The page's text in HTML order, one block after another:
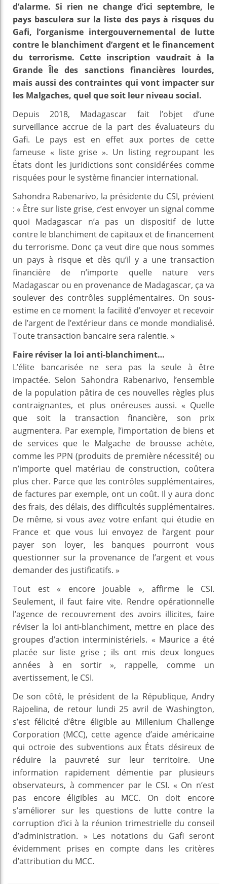
d’alarme. Si rien ne change d’ici septembre, le
pays basculera sur la liste des pays à risques du
Gafi, l’organisme intergouvernemental de lutte
contre le blanchiment d’argent et le financement
du terrorisme. Cette inscription vaudrait à la
Grande Île des sanctions financières lourdes,
mais aussi des contraintes qui vont impacter sur
les Malgaches, quel que soit leur niveau social.
Depuis 2018, Madagascar fait l’objet d’une
surveillance accrue de la part des évaluateurs du
Gafi. Le pays est en effet aux portes de cette
fameuse « liste grise ». Un listing regroupant les
États dont les juridictions sont considérées comme
risquées pour le système financier international.
Sahondra Rabenarivo, la présidente du CSI, prévient
: « Être sur liste grise, c’est envoyer un signal comme
quoi Madagascar n’a pas un dispositif de lutte
contre le blanchiment de capitaux et de financement
du terrorisme. Donc ça veut dire que nous sommes
un pays à risque et dès qu’il y a une transaction
financière de n’importe quelle nature vers
Madagascar ou en provenance de Madagascar, ça va
soulever des contrôles supplémentaires. On sous-
estime en ce moment la facilité d’envoyer et recevoir
de l’argent de l’extérieur dans ce monde mondialisé.
Toute transaction bancaire sera ralentie. »
Faire réviser la loi anti-blanchiment…
L’élite bancarisée ne sera pas la seule à être
impactée. Selon Sahondra Rabenarivo, l’ensemble
de la population pâtira de ces nouvelles règles plus
contraignantes, et plus onéreuses aussi. « Quelle
que soit la transaction financière, son prix
augmentera. Par exemple, l’importation de biens et
de services que le Malgache de brousse achète,
comme les PPN (produits de première nécessité) ou
n’importe quel matériau de construction, coûtera
plus cher. Parce que les contrôles supplémentaires,
de factures par exemple, ont un coût. Il y aura donc
des frais, des délais, des difficultés supplémentaires.
De même, si vous avez votre enfant qui étudie en
France et que vous lui envoyez de l’argent pour
payer son loyer, les banques pourront vous
questionner sur la provenance de l’argent et vous
demander des justificatifs. »
Tout est « encore jouable », affirme le CSI.
Seulement, il faut faire vite. Rendre opérationnelle
l’agence de recouvrement des avoirs illicites, faire
réviser la loi anti-blanchiment, mettre en place des
groupes d’action interministériels. « Maurice a été
placée sur liste grise ; ils ont mis deux longues
années à en sortir », rappelle, comme un
avertissement, le CSI.
De son côté, le président de la République, Andry
Rajoelina, de retour lundi 25 avril de Washington,
s’est félicité d’être éligible au Millenium Challenge
Corporation (MCC), cette agence d’aide américaine
qui octroie des subventions aux États désireux de
réduire la pauvreté sur leur territoire. Une
information rapidement démentie par plusieurs
observateurs, à commencer par le CSI. « On n’est
pas encore éligibles au MCC. On doit encore
s’améliorer sur les questions de lutte contre la
corruption d’ici à la réunion trimestrielle du conseil
d’administration. » Les notations du Gafi seront
évidemment prises en compte dans les critères
d’attribution du MCC.